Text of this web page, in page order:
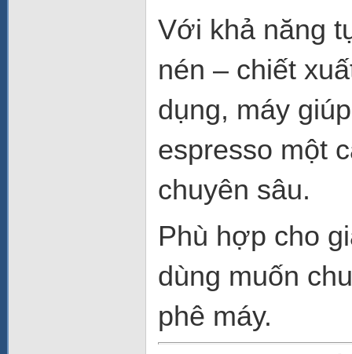
Với khả năng
nén – chiết
dụng, máy
espresso một
chuyên sâu.
Phù hợp cho
dùng muốn
phê máy.